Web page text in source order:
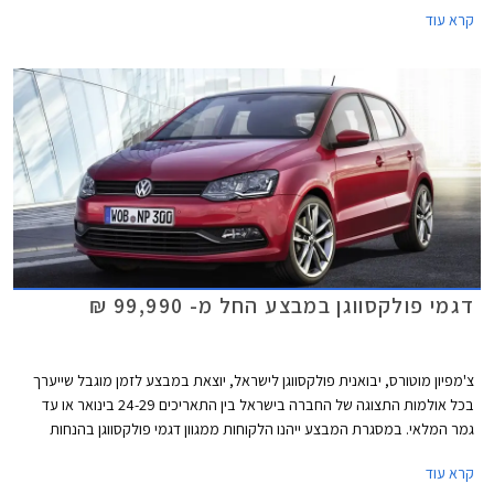
ופולקסווגן.
קרא עוד
דגמי פולקסווגן במבצע החל מ- 99,990 ₪
צ'מפיון מוטורס, יבואנית פולקסווגן לישראל, יוצאת במבצע לזמן מוגבל שייערך
בכל אולמות התצוגה של החברה בישראל בין התאריכים 24-29 בינואר או עד
גמר המלאי. במסגרת המבצע ייהנו הלקוחות ממגוון דגמי פולקסווגן בהנחות
קרא עוד